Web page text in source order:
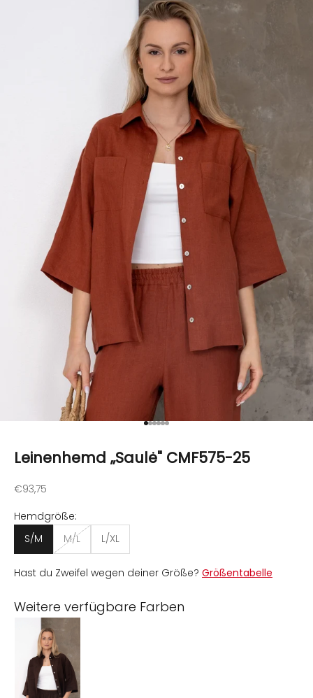
Gehe zu Element 1
Gehe zu Element 2
Gehe zu Element 3
Gehe zu Element 4
Gehe zu Element 5
Gehe zu Element 6
Leinenhemd „Saulė" CMF575-25
Angebot
€93,75
Hemdgröße:
S/M
M/L L/XL
Hast du Zweifel wegen deiner Größe? Größentabelle
Weitere verfügbare Farben